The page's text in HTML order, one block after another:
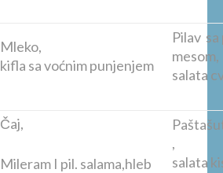
Mleko,
kifla sa voćnim punjenjem
Pilav sa
salata
Čaj,
Mileram I pil. salama,hleb
salata